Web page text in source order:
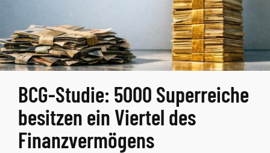
BCG-Studie: 5000 Superreiche
besitzen ein Viertel des
Finanzvermögens